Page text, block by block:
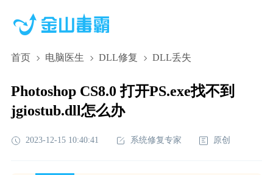
首页 电脑医生 DLL修复 DLL丢失
Photoshop CS8.0 打开PS.exe找不到
jgiostub.dll怎么办
2023-12-15 10:40:41 系统修复专家 原创